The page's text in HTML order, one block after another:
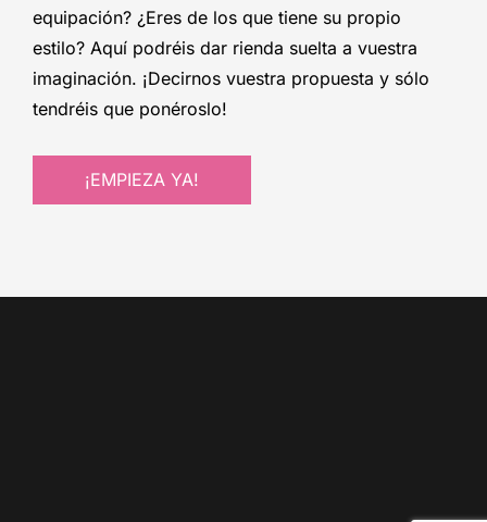
equipación? ¿Eres de los que tiene su propio
estilo? Aquí podréis dar rienda suelta a vuestra
imaginación. ¡Decirnos vuestra propuesta y sólo
tendréis que ponéroslo!
¡EMPIEZA YA!